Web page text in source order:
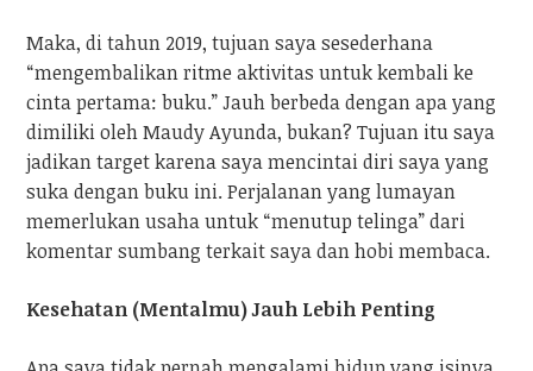
Maka, di tahun 2019, tujuan saya sesederhana
“mengembalikan ritme aktivitas untuk kembali ke
cinta pertama: buku.” Jauh berbeda dengan apa yang
dimiliki oleh Maudy Ayunda, bukan? Tujuan itu saya
jadikan target karena saya mencintai diri saya yang
suka dengan buku ini. Perjalanan yang lumayan
memerlukan usaha untuk “menutup telinga” dari
komentar sumbang terkait saya dan hobi membaca.
Kesehatan (Mentalmu) Jauh Lebih Penting